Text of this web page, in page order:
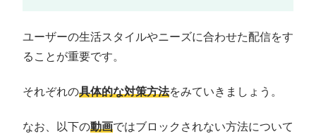
ユーザーの生活スタイルやニーズに合わせた配信をす
ることが重要です。
それぞれの具体的な対策方法をみていきましょう。
なお、以下の動画ではブロックされない方法について